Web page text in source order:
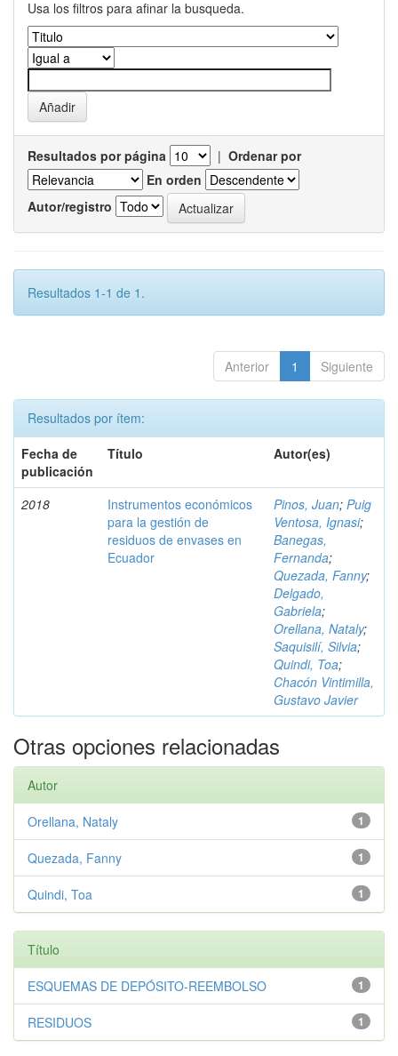
Usa los filtros para afinar la busqueda.
Resultados por página | Ordenar por
En orden
Autor/registro
Resultados 1-1 de 1.
Anterior 1 Siguiente
Resultados por ítem:
Fecha de
publicación
Título Autor(es)
2018
Instrumentos económicos
para la gestión de
residuos de envases en
Ecuador
Pinos, Juan; Puig
Ventosa, Ignasi;
Banegas,
Fernanda;
Quezada, Fanny;
Delgado,
Gabriela;
Orellana, Nataly;
Saquisilí, Silvia;
Quindi, Toa;
Chacón Vintimilla,
Gustavo Javier
Otras opciones relacionadas
Autor
1
Orellana, Nataly
1
Quezada, Fanny
1
Quindi, Toa
Título
1
ESQUEMAS DE DEPÓSITO-REEMBOLSO
1
RESIDUOS